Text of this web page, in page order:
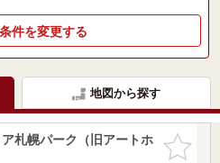
件を変更する
地図から探す
お気に入
りに追加
札幌パーク（旧アートホ